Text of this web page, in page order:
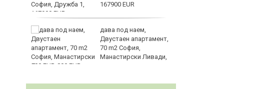
167900 EUR
дава под наем,
Двустаен апартамент,
70 m2 София,
Манастирски Ливади,
800 EUR